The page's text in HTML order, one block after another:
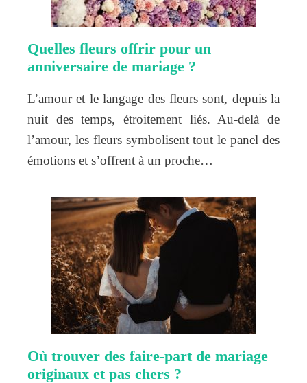
Quelles fleurs offrir pour un
anniversaire de mariage ?
L’amour et le langage des fleurs sont, depuis la
nuit des temps, étroitement liés. Au-delà de
l’amour, les fleurs symbolisent tout le panel des
émotions et s’offrent à un proche…
Où trouver des faire-part de mariage
originaux et pas chers ?